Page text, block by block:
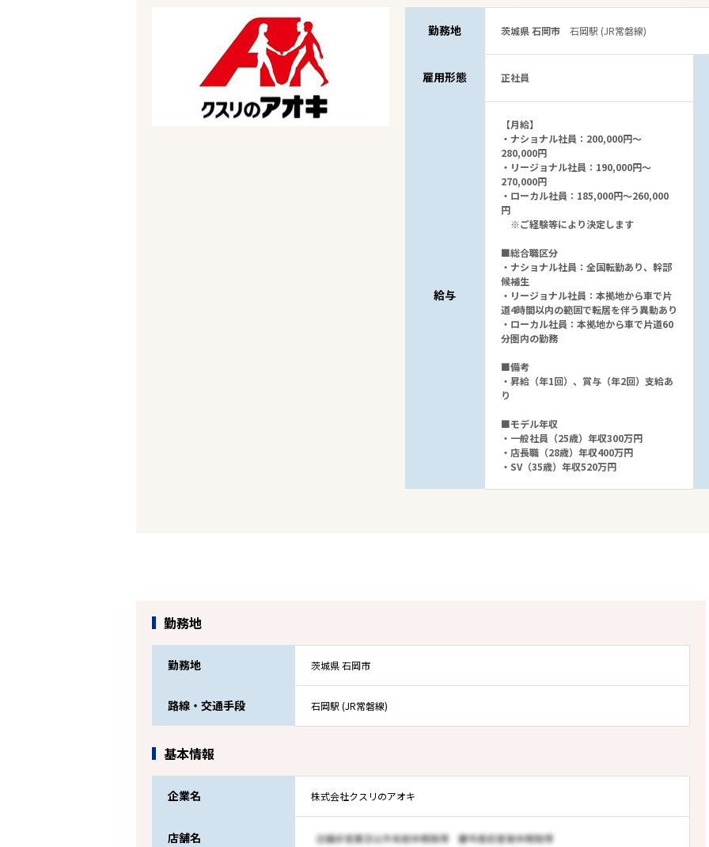
勤務地 茨城県 石岡市 石岡駅 (JR常磐線)
雇用形態 正社員
給与
【月給】
・ナショナル社員：200,000円～
280,000円
・リージョナル社員：190,000円～
270,000円
・ローカル社員：185,000円～260,000
円
※ご経験等により決定します
■総合職区分
・ナショナル社員：全国転勤あり、幹部
候補生
・リージョナル社員：本拠地から車で片
道4時間以内の範囲で転居を伴う異動あり
・ローカル社員：本拠地から車で片道60
分圏内の勤務
■備考
・昇給（年1回）、賞与（年2回）支給あ
り
■モデル年収
・一般社員（25歳）年収300万円
・店長職（28歳）年収400万円
・SV（35歳）年収520万円
勤務地
勤務地 茨城県 石岡市
路線・交通手段 石岡駅 (JR常磐線)
基本情報
企業名 株式会社クスリのアオキ
店舗名